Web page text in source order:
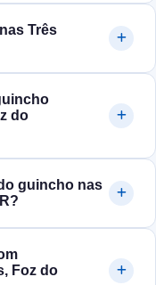
Três
do
guincho nas
Foz do